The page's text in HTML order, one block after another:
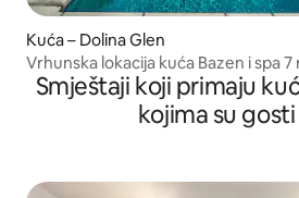
Kuća – Dolina Glen
Vrhunska lokacija kuća Bazen i spa 7
Smještaji koji primaju
kojima su